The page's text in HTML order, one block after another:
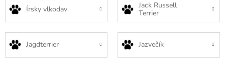
Írsky vlkodav
Jack Russell
Terrier
Jagdterrier Jazvečík